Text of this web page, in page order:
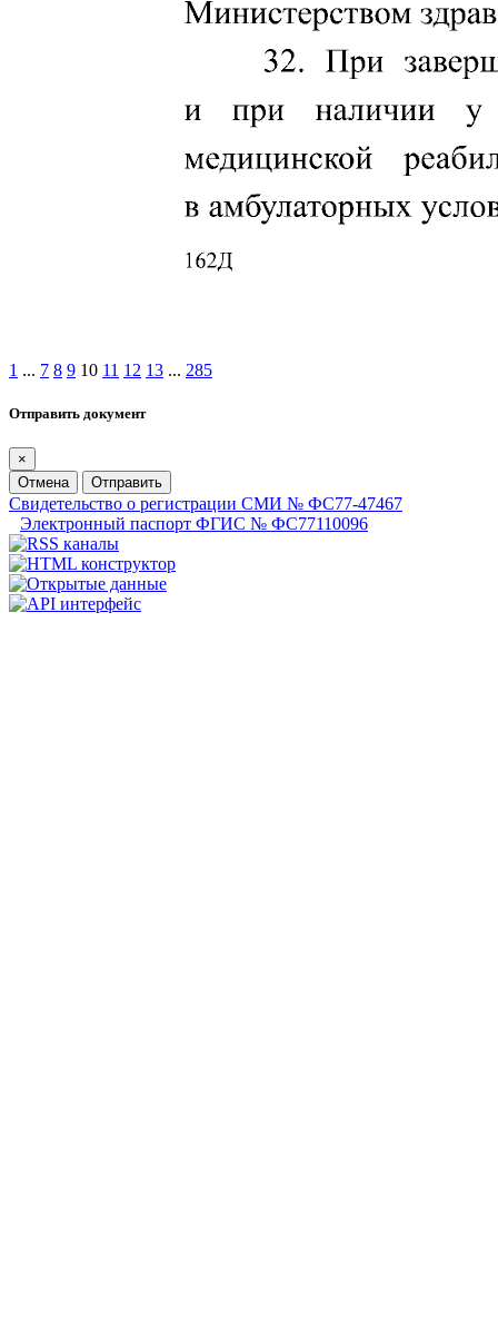
1 ... 7 8 9 10 11 12 13 ... 285
Отправить документ
×
Отмена
Отправить
Свидетельство о регистрации СМИ № ФС77-47467
Электронный паспорт ФГИС № ФС77110096